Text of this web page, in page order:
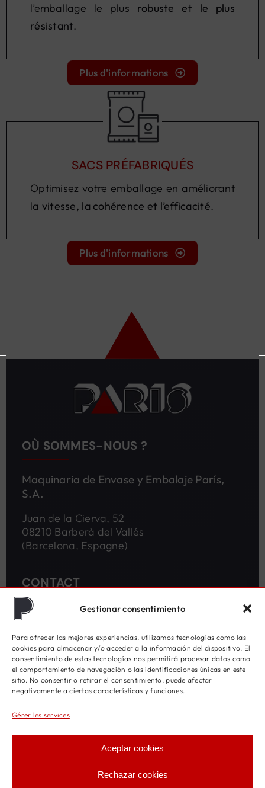
Gestionar consentimiento
Para ofrecer las mejores experiencias, utilizamos tecnologías como las
cookies para almacenar y/o acceder a la información del dispositivo. El
consentimiento de estas tecnologías nos permitirá procesar datos como
el comportamiento de navegación o las identificaciones únicas en este
sitio. No consentir o retirar el consentimiento, puede afectar
negativamente a ciertas características y funciones.
Gérer les services
Aceptar cookies
Rechazar cookies
l’emballage le plus robuste et le plus
résistant.
Plus d'informations
SACS PRÉFABRIQUÉS
Optimisez votre emballage en améliorant
la vitesse, la cohérence et l’efficacité.
Plus d'informations
OÙ SOMMES-NOUS ?
Maquinaria de Envase y Embalaje París,
S.A.
Juan de la Cierva, 52
08210 Barberà del Vallés
(Barcelona, Espagne)
CONTACT
(+34) 93 718 34 07
paris@menparis.com
MACHINES D'EMBALLAGE
Machines avec sacs préfabriqués
Machines avec bobine de sacs